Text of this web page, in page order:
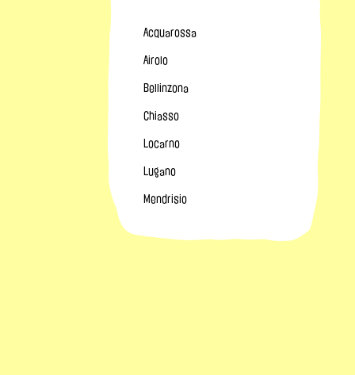
Acquarossa
Airolo
Bellinzona
Chiasso
Locarno
Lugano
Mendrisio